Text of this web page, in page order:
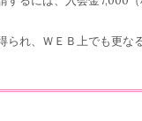
れ、 ＷＥＢ上でも更な